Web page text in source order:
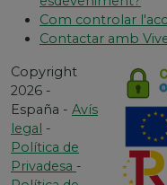
Com controlar
Contactar amb
Copyright
2026 -
España - Avís
legal -
Política de
Privadesa -